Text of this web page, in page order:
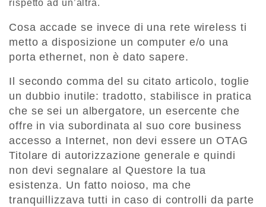
rispetto ad un’altra.
Cosa accade se invece di una rete wireless ti
metto a disposizione un computer e/o una
porta ethernet, non è dato sapere.
Il secondo comma del su citato articolo, toglie
un dubbio inutile: tradotto, stabilisce in pratica
che se sei un albergatore, un esercente che
offre in via subordinata al suo core business
accesso a Internet, non devi essere un OTAG
Titolare di autorizzazione generale e quindi
non devi segnalare al Questore la tua
esistenza. Un fatto noioso, ma che
tranquillizzava tutti in caso di controlli da parte